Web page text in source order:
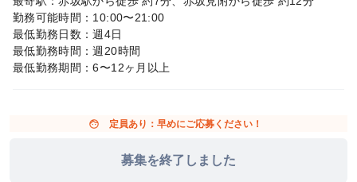
勤務可能時間：10:00〜21:00
最低勤務日数：週4日
最低勤務時間：週20時間
最低勤務期間：6〜12ヶ月以上
face 定員あり：早めにご応募ください！
募集を終了しました